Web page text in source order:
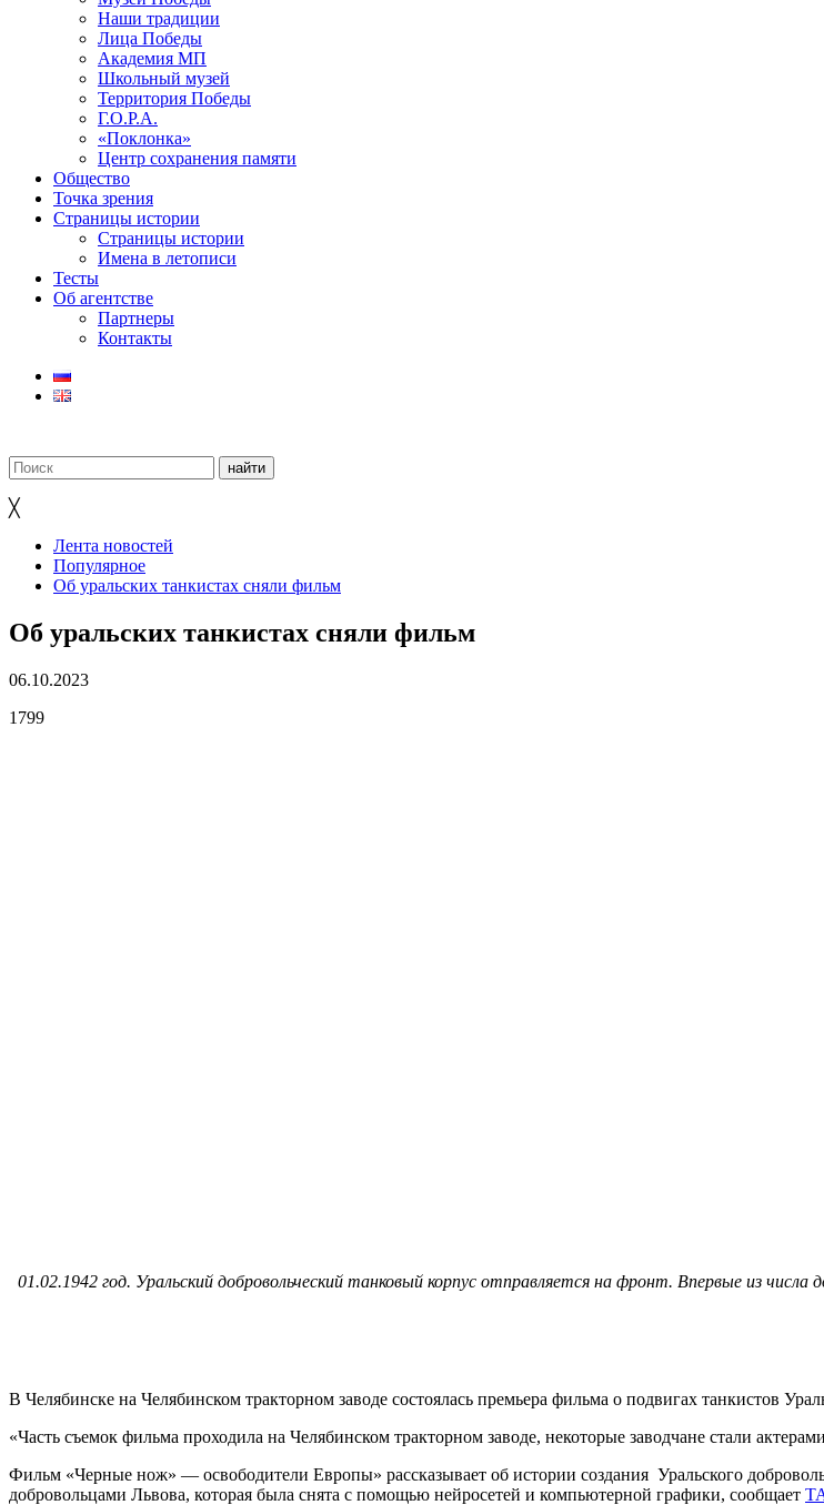
Наши традиции
Лица Победы
Академия МП
Школьный музей
Территория Победы
Г.О.Р.А.
«Поклонка»
Центр сохранения памяти
Общество
Точка зрения
Страницы истории
Страницы истории
Имена в летописи
Тесты
Об агентстве
Партнеры
Контакты
╳
Лента новостей
Популярное
Об уральских танкистах сняли фильм
Об уральских танкистах сняли фильм
06.10.2023
1799
01.02.1942 год. Уральский добровольческий танковый корпус отправляется на фронт. Впервые из
В Челябинске на Челябинском тракторном заводе состоялась премьера фильма о подвигах танкистов
«Часть съемок фильма проходила на Челябинском тракторном заводе, некоторые заводчане стали
Фильм «Черные нож» — освободители Европы» рассказывает об истории создания Уральского
добровольцами Львова, которая была снята с помощью нейросетей и компьютерной графики, сообщает